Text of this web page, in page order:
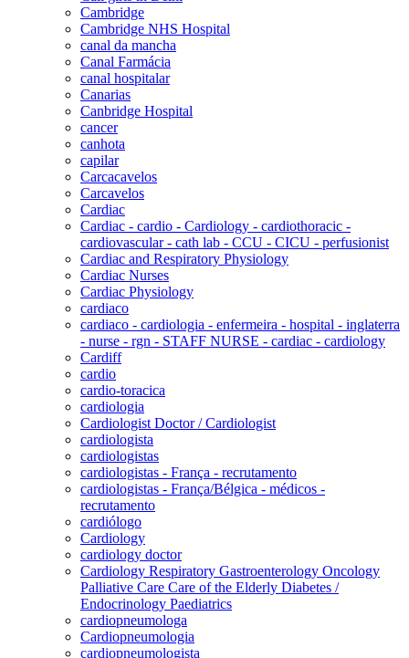
Cambridge
Cambridge NHS Hospital
canal da mancha
Canal Farmácia
canal hospitalar
Canarias
Canbridge Hospital
cancer
canhota
capilar
Carcacavelos
Carcavelos
Cardiac
Cardiac - cardio - Cardiology - cardiothoracic -
cardiovascular - cath lab - CCU - CICU - perfusionist
Cardiac and Respiratory Physiology
Cardiac Nurses
Cardiac Physiology
cardiaco
cardiaco - cardiologia - enfermeira - hospital - inglaterra
- nurse - rgn - STAFF NURSE - cardiac - cardiology
Cardiff
cardio
cardio-toracica
cardiologia
Cardiologist Doctor / Cardiologist
cardiologista
cardiologistas
cardiologistas - França - recrutamento
cardiologistas - França/Bélgica - médicos -
recrutamento
cardiólogo
Cardiology
cardiology doctor
Cardiology Respiratory Gastroenterology Oncology
Palliative Care Care of the Elderly Diabetes /
Endocrinology Paediatrics
cardiopneumologa
Cardiopneumologia
cardiopneumologista